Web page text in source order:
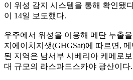
이 위성 감지 시스템을 통해 확인됐
이 14일 보도했다.
우주에서 위성을 이용해 메탄 누출
지에이치지샛(GHGSat)에 따르면,
된 지역은 남서부 시베리아 케메로
대 규모의 라스파드스카야 광산이다.